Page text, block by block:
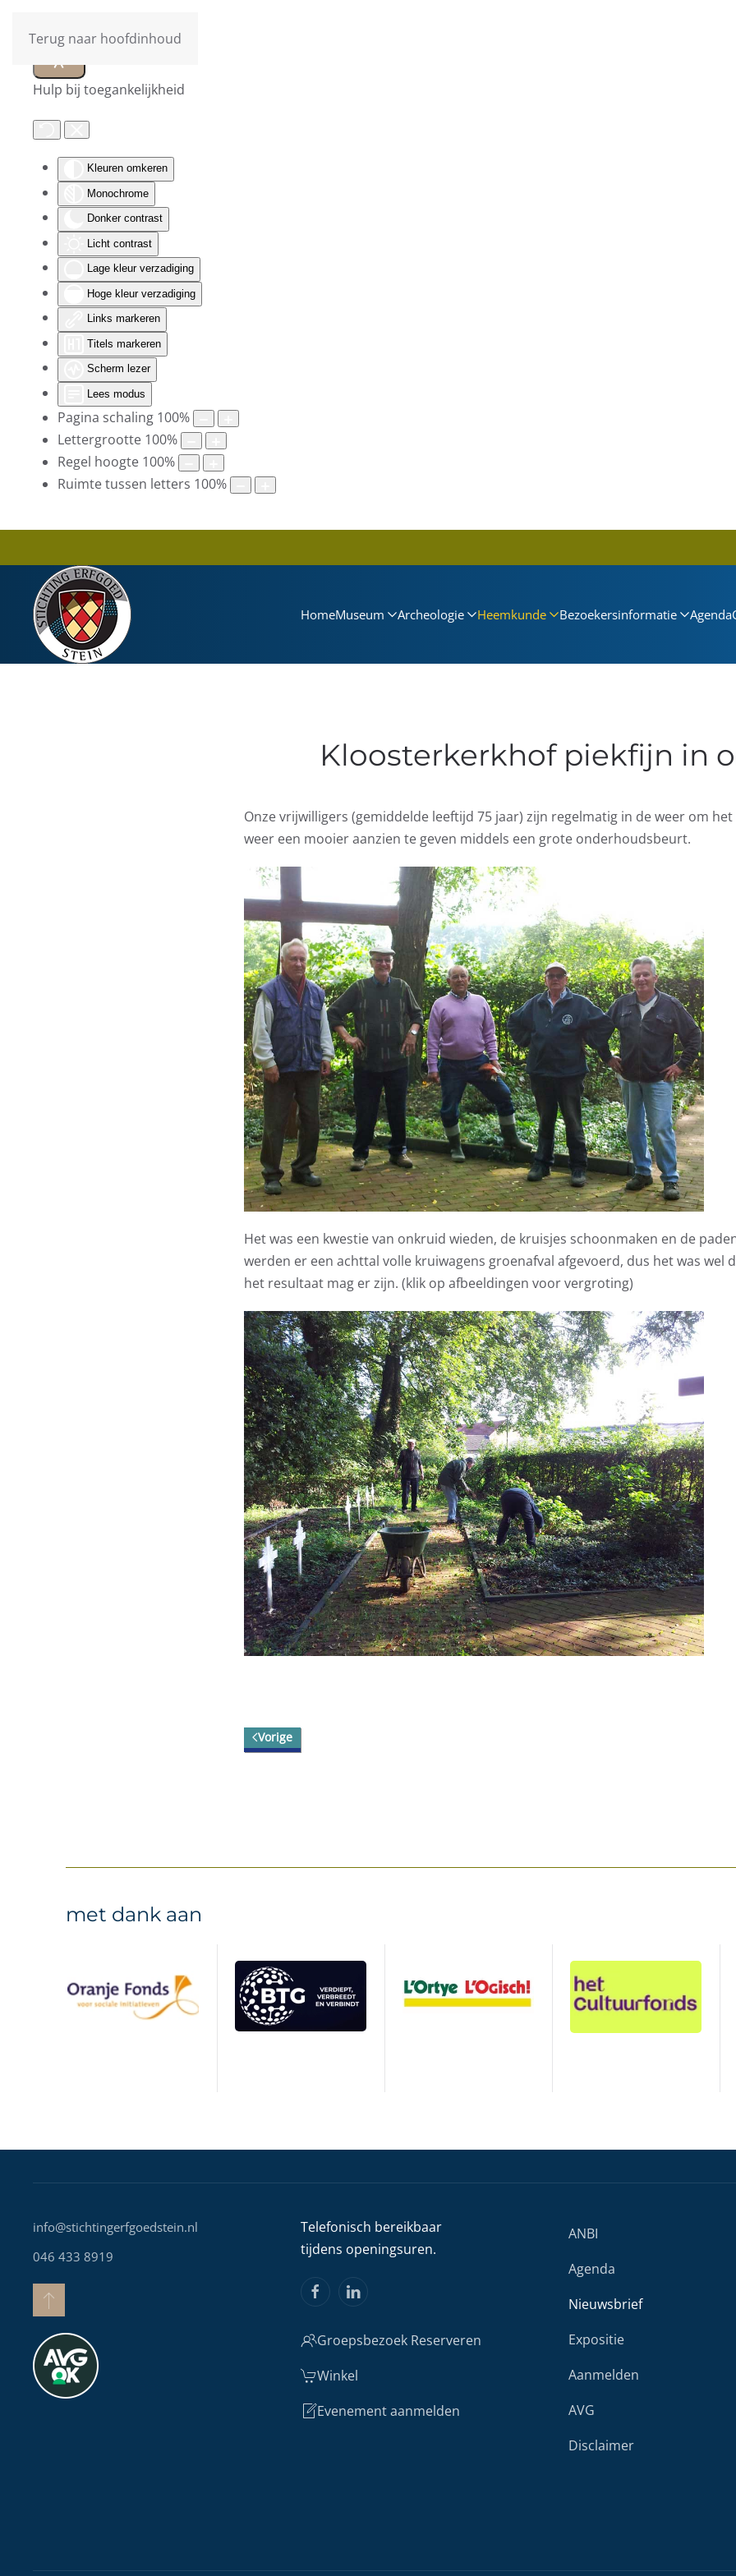
Hulp bij toegankelijkheid
Kleuren omkeren
Monochrome
Donker contrast
Licht contrast
Lage kleur verzadiging
Hoge kleur verzadiging
Links markeren
Titels markeren
Scherm lezer
Lees modus
Pagina schaling 100%
Lettergrootte 100%
Regel hoogte 100%
Ruimte tussen letters 100%
Terug naar hoofdinhoud
HomeMuseum Archeologie Heemkunde Bezoekersinformatie Agenda
Kloosterkerkhof piekfijn in
Onze vrijwilligers (gemiddelde leeftijd 75 jaar) zijn regelmatig in de weer om
weer een mooier aanzien te geven middels een grote onderhoudsbeurt.
Het was een kwestie van onkruid wieden, de kruisjes schoonmaken en de
werden er een achttal volle kruiwagens groenafval afgevoerd, dus het was wel
het resultaat mag er zijn. (klik op afbeeldingen voor vergroting)
Vorige
met dank aan
info@stichtingerfgoedstein.nl
046 433 8919
Telefonisch bereikbaar
tijdens openingsuren.
Groepsbezoek Reserveren
Winkel
Evenement aanmelden
ANBI
Agenda
Nieuwsbrief
Expositie
Aanmelden
AVG
Disclaimer